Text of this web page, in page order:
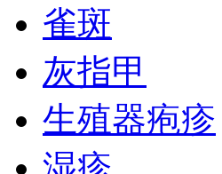
雀斑
灰指甲
生殖器疱疹